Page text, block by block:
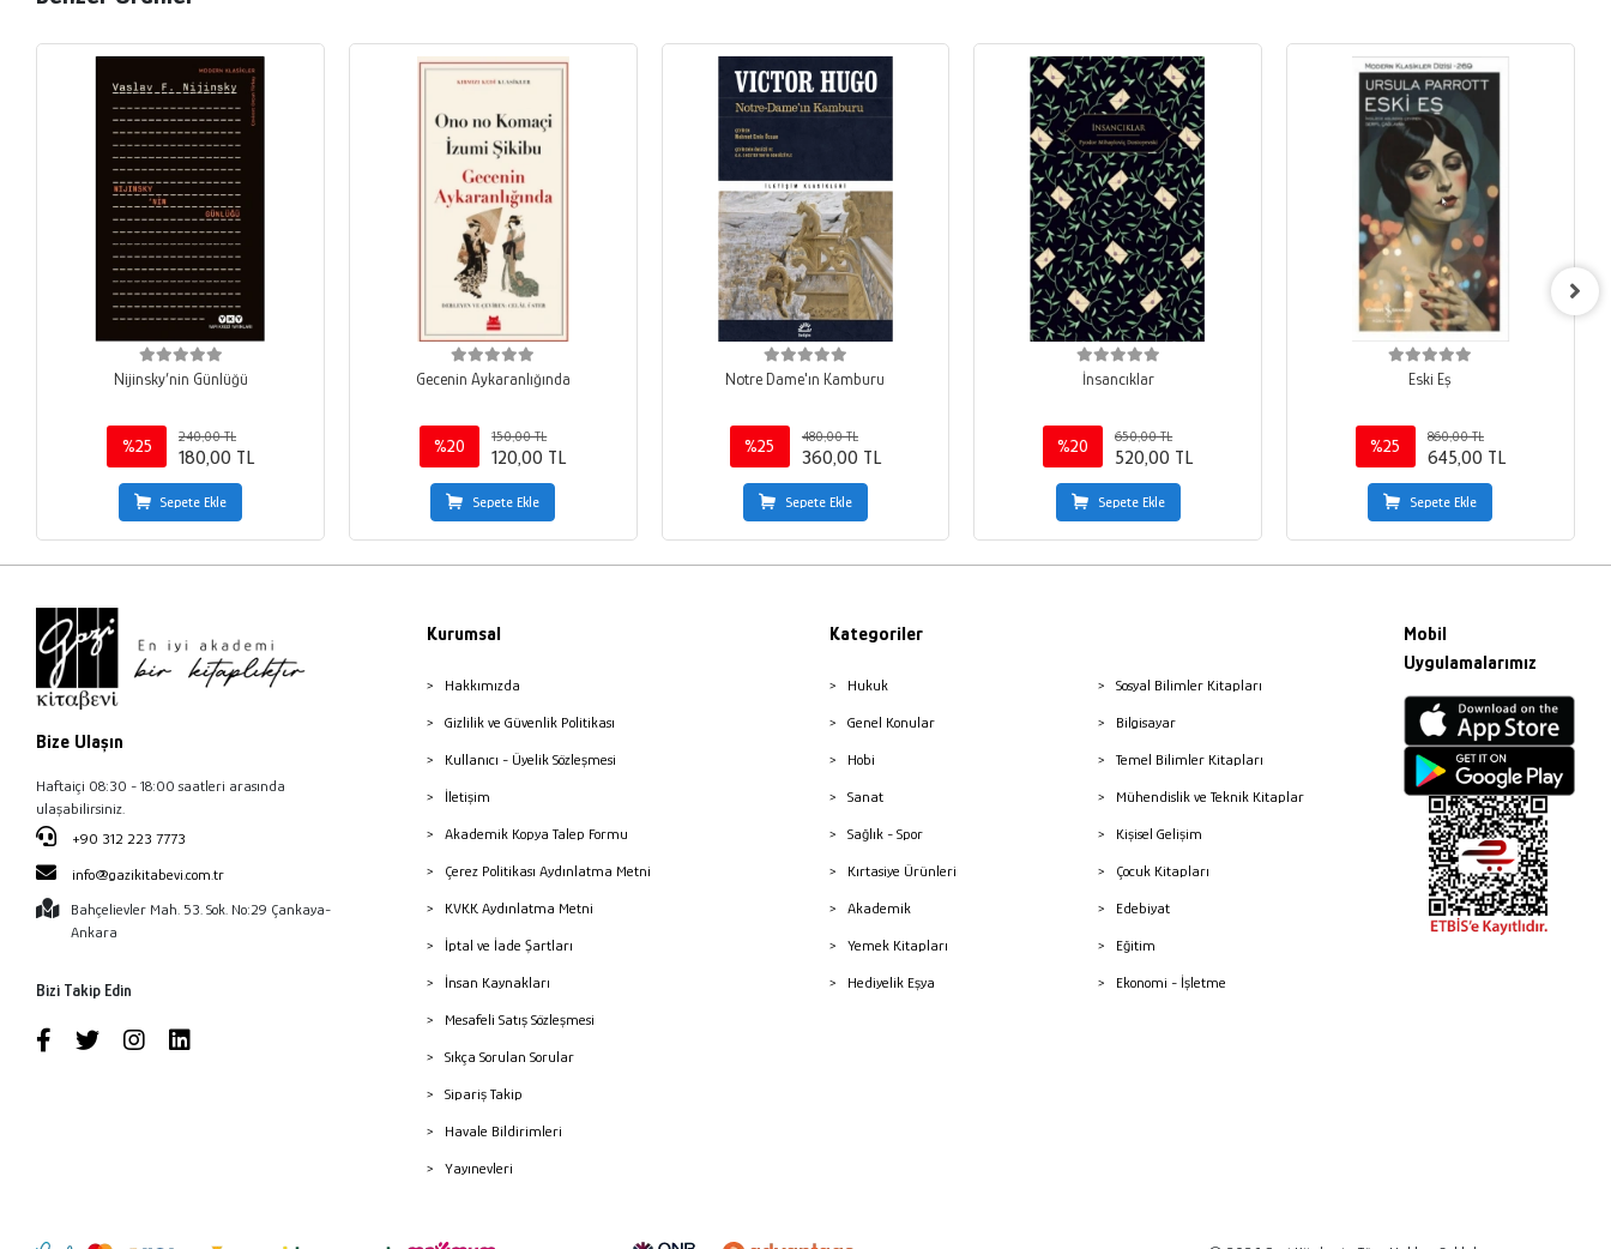
Nijinsky’nin Günlüğü
%25
240,00 TL
180,00 TL
Sepete Ekle
Gecenin Aykaranlığında
%20
150,00 TL
120,00 TL
Sepete Ekle
Notre Dame'ın Kamburu
%25
480,00 TL
360,00 TL
Sepete Ekle
İnsancıklar
%20
650,00 TL
520,00 TL
Sepete Ekle
Eski Eş
%25
860,00 TL
645,00 TL
Sepete Ekle
Bize Ulaşın
Haftaiçi 08:30 - 18:00 saatleri arasında
ulaşabilirsiniz.
+90 312 223 7773
info@gazikitabevi.com.tr
Bahçelievler Mah. 53. Sok. No:29 Çankaya-
Ankara
Bizi Takip Edin
Kurumsal
Hakkımızda
Gizlilik ve Güvenlik Politikası
Kullanıcı - Üyelik Sözleşmesi
İletişim
Akademik Kopya Talep Formu
Çerez Politikası Aydınlatma Metni
KVKK Aydınlatma Metni
İptal ve İade Şartları
İnsan Kaynakları
Mesafeli Satış Sözleşmesi
Sıkça Sorulan Sorular
Sipariş Takip
Havale Bildirimleri
Yayınevleri
Kategoriler
Hukuk
Genel Konular
Hobi
Sanat
Sağlık - Spor
Kırtasiye Ürünleri
Akademik
Yemek Kitapları
Hediyelik Eşya
Sosyal Bilimler Kitapları
Bilgisayar
Temel Bilimler Kitapları
Mühendislik ve Teknik Kitaplar
Kişisel Gelişim
Çocuk Kitapları
Edebiyat
Eğitim
Ekonomi - İşletme
Mobil
Uygulamalarımız